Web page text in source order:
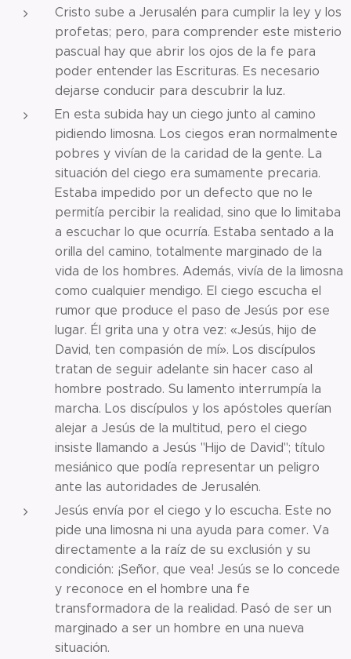
Cristo sube a Jerusalén para cumplir la ley y los
profetas; pero, para comprender este misterio
pascual hay que abrir los ojos de la fe para
poder entender las Escrituras. Es necesario
dejarse conducir para descubrir la luz.
En esta subida hay un ciego junto al camino
pidiendo limosna. Los ciegos eran normalmente
pobres y vivían de la caridad de la gente. La
situación del ciego era sumamente precaria.
Estaba impedido por un defecto que no le
permitía percibir la realidad, sino que lo limitaba
a escuchar lo que ocurría. Estaba sentado a la
orilla del camino, totalmente marginado de la
vida de los hombres. Además, vivía de la limosna
como cualquier mendigo. El ciego escucha el
rumor que produce el paso de Jesús por ese
lugar. Él grita una y otra vez: «Jesús, hijo de
David, ten compasión de mí». Los discípulos
tratan de seguir adelante sin hacer caso al
hombre postrado. Su lamento interrumpía la
marcha. Los discípulos y los apóstoles querían
alejar a Jesús de la multitud, pero el ciego
insiste llamando a Jesús "Hijo de David"; título
mesiánico que podía representar un peligro
ante las autoridades de Jerusalén.
Jesús envía por el ciego y lo escucha. Este no
pide una limosna ni una ayuda para comer. Va
directamente a la raíz de su exclusión y su
condición: ¡Señor, que vea! Jesús se lo concede
y reconoce en el hombre una fe
transformadora de la realidad. Pasó de ser un
marginado a ser un hombre en una nueva
situación.